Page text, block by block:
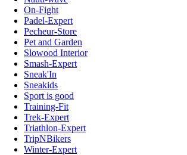
On-Fight
Padel-Expert
Pecheur-Store
Pet and Garden
Slowood Interior
Smash-Expert
Sneak'In
Sneakids
Sport is good
Training-Fit
Trek-Expert
Triathlon-Expert
TripNBikers
Winter-Expert